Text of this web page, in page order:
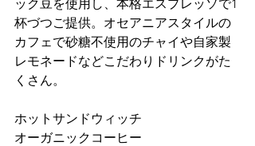
ック豆を使用し、本格エスプレッソで1
杯づつご提供。オセアニアスタイルの
カフェで砂糖不使用のチャイや自家製
レモネードなどこだわりドリンクがた
くさん。
ホットサンドウィッチ
オーガニックコーヒー